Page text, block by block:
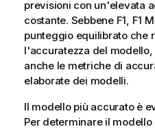
previsioni con un'elevata
costante. Sebbene F1, F1
punteggio equilibrato che
l'accuratezza del
anche le metriche di
elaborate dei modelli.
Il modello più accurato è
Per determinare il